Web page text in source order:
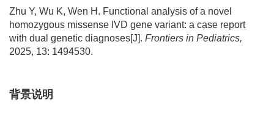
Zhu Y, Wu K, Wen H. Functional analysis of a novel
homozygous missense IVD gene variant: a case report
with dual genetic diagnoses[J]. Frontiers in Pediatrics,
2025, 13: 1494530.
背景说明